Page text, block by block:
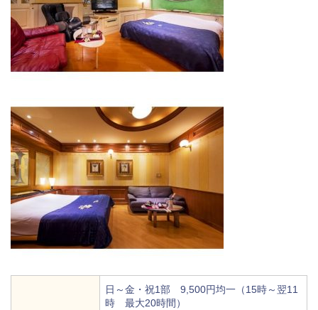
日～金・祝1部 9,500円均一（15時～翌11
時 最大20時間）